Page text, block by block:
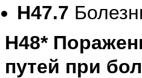
H47.7
H48*
путей при